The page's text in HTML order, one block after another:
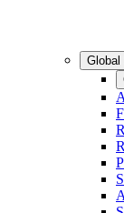
Global